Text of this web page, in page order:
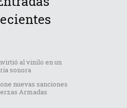
al vinilo en un
sonora
nuevas sanciones
Armadas